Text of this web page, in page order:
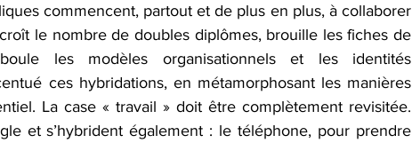
commencent, partout et de plus en plus, à collaborer
le nombre de doubles diplômes, brouille les fiches de
les modèles organisationnels et les identités
ces hybridations, en métamorphosant les manières
La case « travail » doit être complètement revisitée.
et s’hybrident également : le téléphone, pour prendre